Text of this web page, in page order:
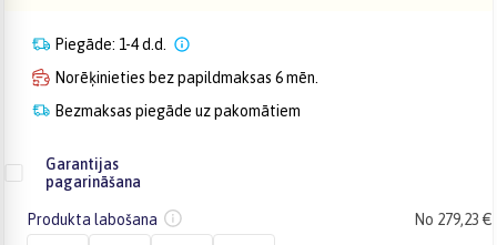
Piegāde: 1-4 d.d.
Norēķinieties bez papildmaksas 6 mēn.
Bezmaksas piegāde uz pakomātiem
Garantijas
pagarināšana
Produkta labošana No 279,23 €